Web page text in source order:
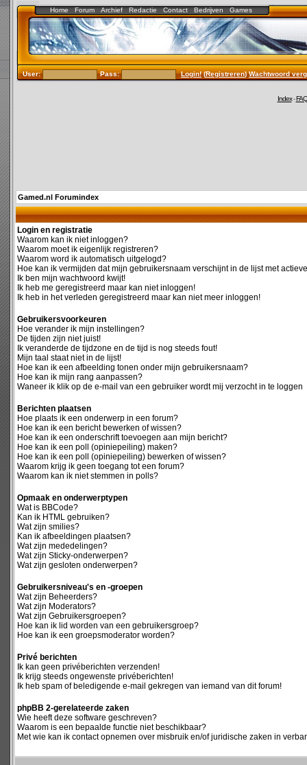
Home Forum Archief Redactie Contact Bedrijven Games
User: Pass: Login!(Registreren)Wachtwoord
Index-FAQ
Gamed.nl Forumindex
Login en registratie
Waarom kan ik niet inloggen?
Waarom moet ik eigenlijk registreren?
Waarom word ik automatisch uitgelogd?
Hoe kan ik vermijden dat mijn gebruikersnaam verschijnt in de lijst met
Ik ben mijn wachtwoord kwijt!
Ik heb me geregistreerd maar kan niet inloggen!
Ik heb in het verleden geregistreerd maar kan niet meer inloggen!
Gebruikersvoorkeuren
Hoe verander ik mijn instellingen?
De tijden zijn niet juist!
Ik veranderde de tijdzone en de tijd is nog steeds fout!
Mijn taal staat niet in de lijst!
Hoe kan ik een afbeelding tonen onder mijn gebruikersnaam?
Hoe kan ik mijn rang aanpassen?
Waneer ik klik op de e-mail van een gebruiker wordt mij verzocht in te loggen
Berichten plaatsen
Hoe plaats ik een onderwerp in een forum?
Hoe kan ik een bericht bewerken of wissen?
Hoe kan ik een onderschrift toevoegen aan mijn bericht?
Hoe kan ik een poll (opiniepeiling) maken?
Hoe kan ik een poll (opiniepeiling) bewerken of wissen?
Waarom krijg ik geen toegang tot een forum?
Waarom kan ik niet stemmen in polls?
Opmaak en onderwerptypen
Wat is BBCode?
Kan ik HTML gebruiken?
Wat zijn smilies?
Kan ik afbeeldingen plaatsen?
Wat zijn mededelingen?
Wat zijn Sticky-onderwerpen?
Wat zijn gesloten onderwerpen?
Gebruikersniveau's en -groepen
Wat zijn Beheerders?
Wat zijn Moderators?
Wat zijn Gebruikersgroepen?
Hoe kan ik lid worden van een gebruikersgroep?
Hoe kan ik een groepsmoderator worden?
Privé berichten
Ik kan geen privéberichten verzenden!
Ik krijg steeds ongewenste privéberichten!
Ik heb spam of beledigende e-mail gekregen van iemand van dit forum!
phpBB 2-gerelateerde zaken
Wie heeft deze software geschreven?
Waarom is een bepaalde functie niet beschikbaar?
Met wie kan ik contact opnemen over misbruik en/of juridische zaken in